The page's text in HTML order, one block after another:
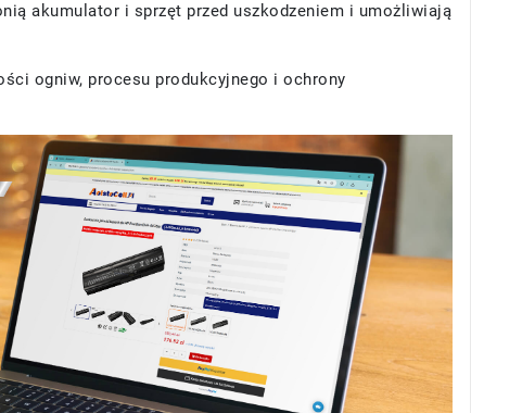
akumulator i sprzęt przed uszkodzeniem i umożliwiają
ogniw, procesu produkcyjnego i ochrony